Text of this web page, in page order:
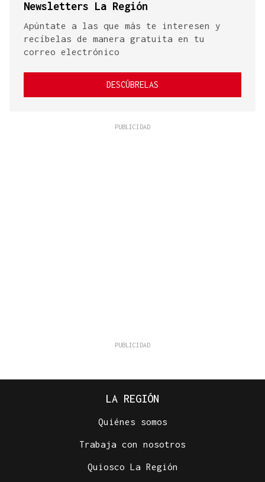
Newsletters La Región
Apúntate a las que más te interesen y
recíbelas de manera gratuita en tu
correo electrónico
DESCÚBRELAS
LA REGIÓN
Quiénes somos
Trabaja con nosotros
Quiosco La Región